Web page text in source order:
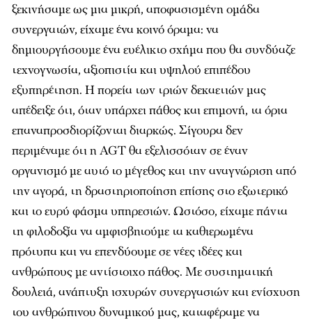
ξεκινήσαμε ως μια μικρή, αποφασισμένη ομάδα
συνεργατών, είχαμε ένα κοινό όραμα: να
δημιουργήσουμε ένα ευέλικτο σχήμα που θα συνδύαζε
τεχνογνωσία, αξιοπιστία και υψηλού επιπέδου
εξυπηρέτηση. Η πορεία των τριών δεκαετιών μας
απέδειξε ότι, όταν υπάρχει πάθος και επιμονή, τα όρια
επαναπροσδιορίζονται διαρκώς. Σίγουρα δεν
περιμέναμε ότι η AGT θα εξελισσόταν σε έναν
οργανισμό με αυτό το μέγεθος και την αναγνώριση από
την αγορά, τη δραστηριοποίηση επίσης στο εξωτερικό
και το ευρύ φάσμα υπηρεσιών. Ωστόσο, είχαμε πάντα
τη φιλοδοξία να αμφισβητούμε τα καθιερωμένα
πρότυπα και να επενδύουμε σε νέες ιδέες και
ανθρώπους με αντίστοιχο πάθος. Με συστηματική
δουλειά, ανάπτυξη ισχυρών συνεργασιών και ενίσχυση
του ανθρώπινου δυναμικού μας, καταφέραμε να